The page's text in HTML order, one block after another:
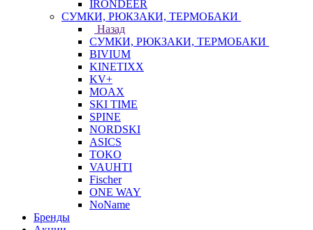
IRONDEER
СУМКИ, РЮКЗАКИ, ТЕРМОБАКИ
Назад
СУМКИ, РЮКЗАКИ, ТЕРМОБАКИ
BIVIUM
KINETIXX
KV+
MOAX
SKI TIME
SPINE
NORDSKI
ASICS
TOKO
VAUHTI
Fischer
ONE WAY
NoName
Бренды